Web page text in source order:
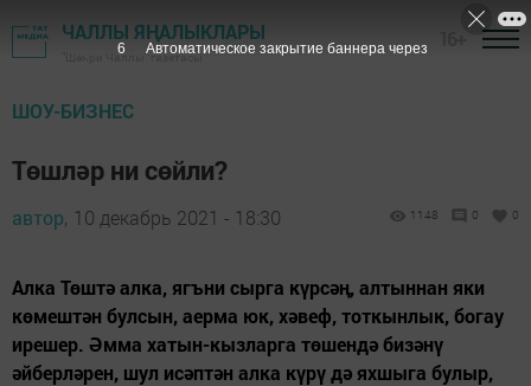
ЧАЛЛЫ ЯҢАЛЫКЛАРЫ
"Шәһри Чаллы" газетасы
ШОУ-БИЗНЕС
Төшләр ни сөйли?
автор, 10 декабрь 2021 - 18:30 1148 0 0
Алка Төштә алка, ягъни сырга күрсәң, алтыннан яки
көмештән булсын, аерма юк, хәвеф, тоткынлык, богау
ирешер. Әмма хатын-кызларга төшендә бизәнү
әйберләрен, шул исәптән алка күрү дә яхшыга булыр,
5 Автоматическое закрытие баннера через